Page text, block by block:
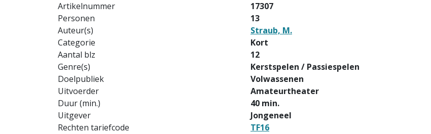
Artikelnummer
17307
Personen
13
Auteur(s)
Straub, M.
Categorie
Kort
Aantal blz
12
Genre(s)
Kerstspelen / Passiespelen
Doelpubliek
Volwassenen
Uitvoerder
Amateurtheater
Duur (min.)
40 min.
Uitgever
Jongeneel
Rechten tariefcode
TF16